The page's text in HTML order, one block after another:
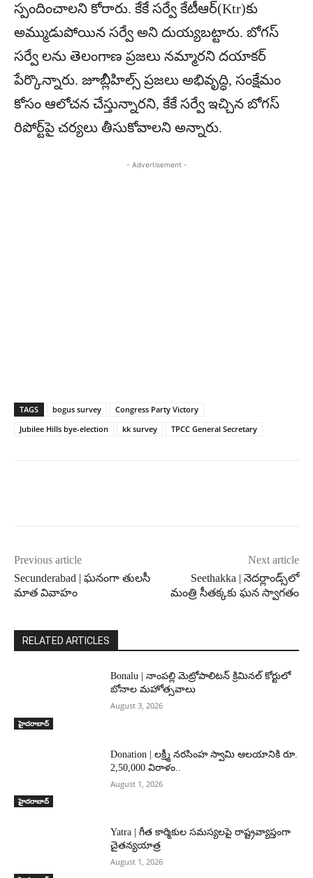
స్పందించాలని కోరారు. కేకే సర్వే కేటీఆర్‌(Ktr)కు
అమ్ముడుపోయిన సర్వే అని దుయ్యబట్టారు. బోగస్
సర్వే లను తెలంగాణ ప్రజలు నమ్మారని దయాకర్
పేర్కొన్నారు. జూబ్లీహిల్స్ ప్రజలు అభివృద్ధి, సంక్షేమం
కోసం ఆలోచన చేస్తున్నారని, కేకే సర్వే ఇచ్చిన బోగస్
రిపోర్ట్‌పై చర్యలు తీసుకోవాలని అన్నారు.
- Advertisement -
TAGS bogus survey
Congress Party Victory
Jubilee Hills bye-election
kk survey TPCC General Secretary
Previous article
Secunderabad | ఘనంగా తులసీ
మాత వివాహం
Next article
Seethakka | నెదర్లాండ్స్‌లో
మంత్రి సీతక్కకు ఘన స్వాగతం
RELATED ARTICLES
హైదరాబాద్‌
Bonalu | నాంపల్లి మెట్రోపాలిటన్ క్రిమినల్ కోర్టులో
బోనాల మహోత్సవాలు
August 3, 2026
హైదరాబాద్‌
Donation | లక్ష్మీ నరసింహ స్వామి ఆలయానికి రూ.
2,50,000 విరాళం..
August 1, 2026
Yatra | గీత కార్మికుల సమస్యలపై రాష్ట్రవ్యాప్తంగా
చైతన్యయాత్ర
August 1, 2026